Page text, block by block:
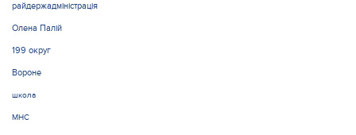
райдержадміністрація
Олена Палій
199 округ
Вороне
школа
МНС